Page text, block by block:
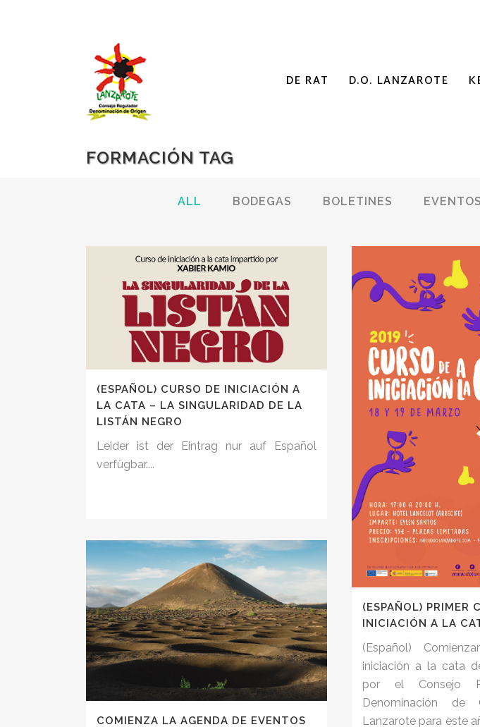
DE RAT D.O. LANZAROTE
FORMACIÓN TAG
ALL BODEGAS BOLETINES EVENTOS
(ESPAÑOL) CURSO DE INICIACIÓN A
LA CATA – LA SINGULARIDAD DE LA
LISTÁN NEGRO
Leider ist der Eintrag nur auf Español
verfügbar....
(ESPAÑOL) PRIMER
INICIACIÓN A LA
(Español)
iniciación a la cata
por el Consejo
Denominación de
Lanzarote para este
COMIENZA LA AGENDA DE EVENTOS